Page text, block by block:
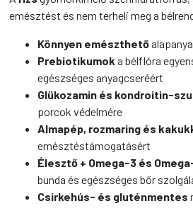
emésztést és nem terheli meg a
Könnyen emészthető
Prebiotikumok a bélflóra
egészséges anyagcseréért
Glükozamin és kondroitin-
porcok védelmére
Almapép, rozmaring és
emésztéstámogatásért
Élesztő + Omega-3 és
bunda és egészséges bőr
Csirkehús- és gluténmentes